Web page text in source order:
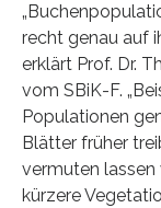
recht genau auf
erklärt Prof. Dr.
vom SBiK-F.
Populationen
Blätter früher
vermuten lassen
kürzere